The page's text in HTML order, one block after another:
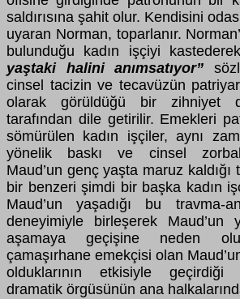
saldırısına şahit olur. Kendisini
uyaran Norman, toparlanır.
bulunduğu kadın işçiyi
yaştaki halini anımsatıyor”
cinsel tacizin ve tecavüzün
olarak görüldüğü bir zihniyet
tarafından dile getirilir. Emekleri
sömürülen kadın işçiler, aynı
yönelik baskı ve cinsel
Maud’un genç yaşta maruz
bir benzeri şimdi bir başka kadın
Maud’un yaşadığı bu travma-
deneyimiyle birleşerek Maud’un
aşamaya geçişine neden
çamaşırhane emekçisi olan
olduklarının etkisiyle geçirdiği
dramatik örgüsünün ana